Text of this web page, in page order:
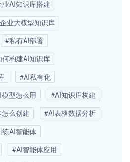
业AI知识库搭建
业大模型知识库
#私有AI部署
何构建AI知识库
#AI私有化
模型怎么用
#AI知识库构建
么创建
#AI表格数据分析
练AI智能体
#AI智能体应用